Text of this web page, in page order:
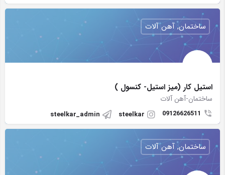
استیل کار (میز استیل- کنسول )
ساختمان-آهن آلات
09126626511
steelkar
steelkar_admin
ساختمان, آهن آلات
ساختمان, آهن آلات